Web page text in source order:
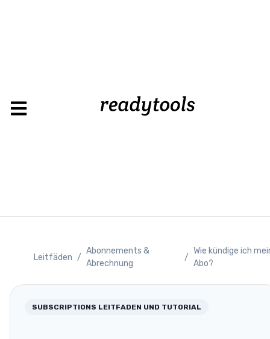
Leitfäden /
Abonnements &
Abrechnung
/
Wie kündige ich
Abo?
SUBSCRIPTIONS LEITFADEN UND TUTORIAL